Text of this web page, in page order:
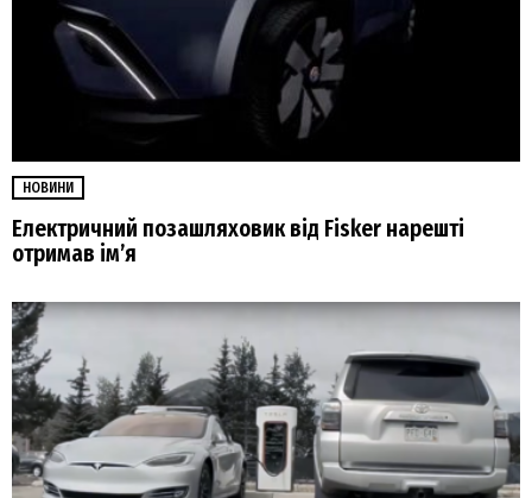
НОВИНИ
Електричний позашляховик від Fisker нарешті
отримав ім’я